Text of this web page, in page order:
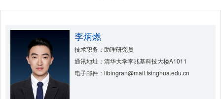
李炳燃
技术职务：助理研究员
通讯地址：清华大学李兆基科技大楼A1011
电子邮件：libingran@mail.tsinghua.edu.cn